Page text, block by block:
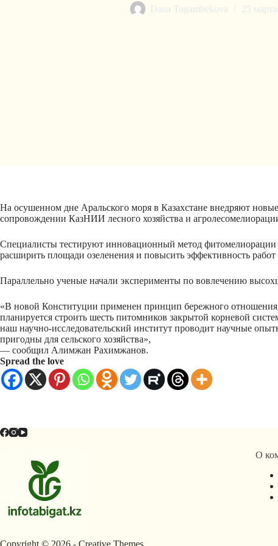
Dana Tugambekova 25
На осушенном дне Аральского моря в Казахстане внедряют
сопровождении КазНИИ лесного хозяйства и
Специалисты тестируют инновационный метод фитомелиорации
расширить площади озеленения и повысить эффективность
Параллельно ученые начали эксперименты по вовлечению
«В новой Конституции применен принцип бережного отношения
планируется строить шесть питомников закрытой корневой
наш научно-исследовательский институт проводит научные
пригодны для сельского хозяйства»,
— сообщил Алимжан Рахимжанов.
Spread the love
О
Copyright © 2026 - Creative Themes